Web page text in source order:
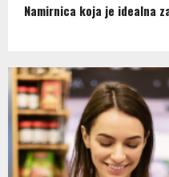
Namirnica koja je idealna